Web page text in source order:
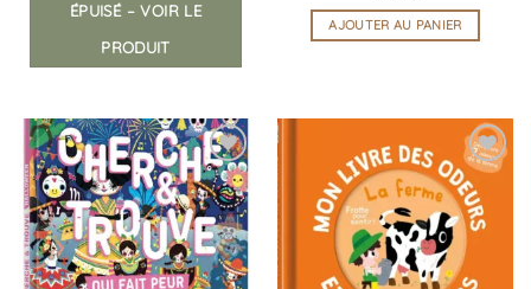
ÉPUISÉ – VOIR LE
PRODUIT
AJOUTER AU PANIER
Ajouter
à la
liste
d’envies
Ajouter
à la
liste
d’envies